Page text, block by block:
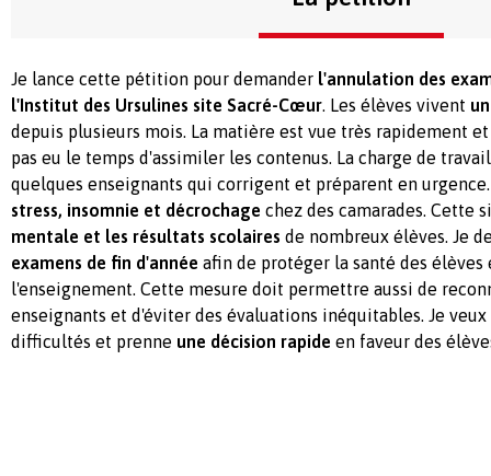
Je lance cette pétition pour demander l'annulation des
l'Institut des Ursulines site Sacré-Cœur. Les élèves vivent
depuis plusieurs mois. La matière est vue très rapidement
pas eu le temps d'assimiler les contenus. La charge de
quelques enseignants qui corrigent et préparent en
stress, insomnie et décrochage chez des camarades. Cette
mentale et les résultats scolaires de nombreux élèves. Je
examens de fin d'année afin de protéger la santé des
l'enseignement. Cette mesure doit permettre aussi de
enseignants et d'éviter des évaluations inéquitables. Je
difficultés et prenne une décision rapide en faveur des